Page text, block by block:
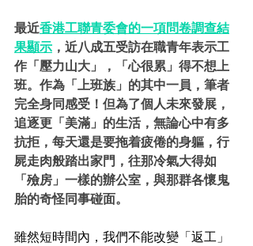
最近香港工聯青委會的一項問卷調查結
果顯示 ，近八成五受訪在職青年表示工
作「壓力山大」，「心很累」得不想上
班。作為「上班族」的其中一員，筆者
完全身同感受！但為了個人未來發展，
追逐更「美滿」的生活，無論心中有多
抗拒，每天還是要拖着疲倦的身軀，行
屍走肉般踏出家門，往那冷氣大得如
「殮房」一樣的辦公室，與那群各懷鬼
胎的奇怪同事碰面。
雖然短時間內，我們不能改變「返工」